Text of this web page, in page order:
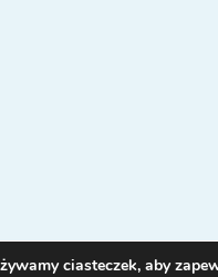
ciasteczek, aby